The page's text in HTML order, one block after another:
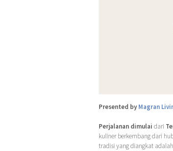
Presented by Magran
Perjalanan dimulai dari
kuliner berkembang dari
tradisi yang diangkat adalah